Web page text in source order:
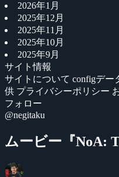
2026年1月
2025年12月
2025年11月
2025年10月
2025年9月
サイト情報
サイトについて configデー
供 プライバシーポリシー
フォロー
@negitaku
ムービー『NoA: